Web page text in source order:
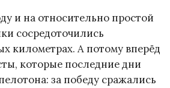
и на относительно простой
сосредоточились
километрах. А потому вперёд
которые последние дни
за победу сражались